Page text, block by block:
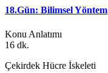
18.Gün: Bilimsel Yöntem
Konu Anlatımı
16 dk.
Çekirdek Hücre İskeleti